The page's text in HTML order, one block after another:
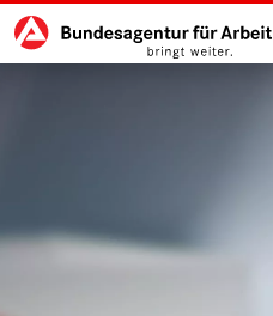
zu den Hauptinhalten springen
Hauptnavigation